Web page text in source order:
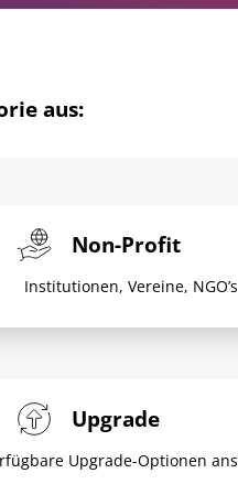
aus:
Non-Profit
Institutionen, Vereine, NGO’s
Upgrade
Upgrade-Optionen